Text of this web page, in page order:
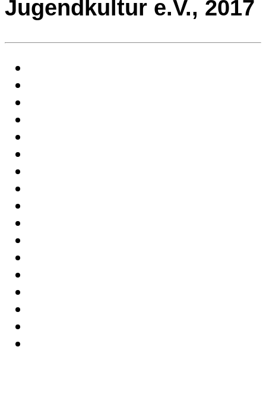
Jugendkultur e.V., 2017